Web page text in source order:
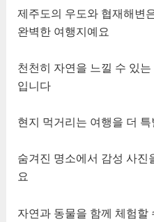
제주도의 우도와 협재해변
완벽한 여행지예요
천천히 자연을 느낄 수 있
입니다
현지 먹거리는 여행을 더
숨겨진 명소에서 감성 사진
요
자연과 동물을 함께 체험할